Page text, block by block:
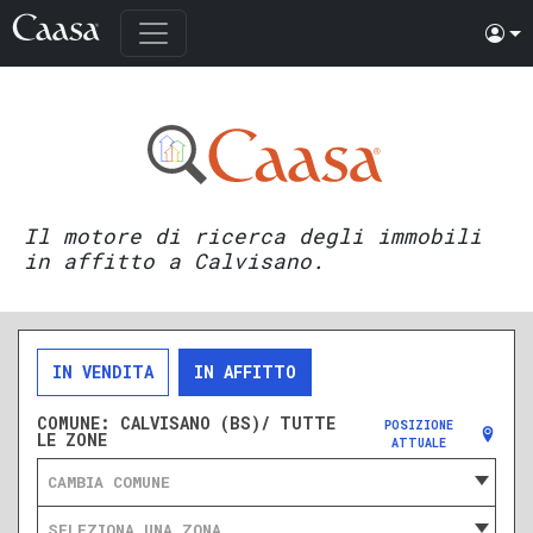
Il motore di ricerca degli immobili
in affitto a Calvisano.
IN VENDITA IN AFFITTO
COMUNE: CALVISANO (BS)/ TUTTE
LE ZONE
POSIZIONE
ATTUALE
CAMBIA COMUNE